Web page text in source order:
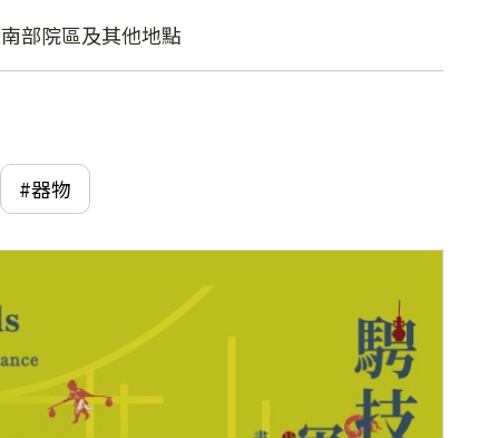
南部院區及其他地點
#器物